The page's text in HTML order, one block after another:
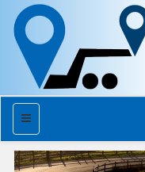
منو